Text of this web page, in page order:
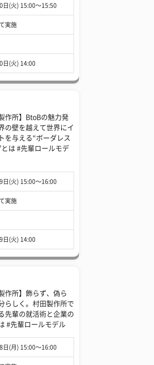
日(火) 15:00〜15:50
実施
日(火) 14:00
作所】BtoBの魅力発
の壁を越えて世界にイ
を与える“ボーダレス
とは #先輩ロールモデ
日(火) 15:00〜16:00
実施
日(火) 14:00
作所】飾らず、偽ら
らしく。村田製作所で
先輩の就活術と企業の
#先輩ロールモデル
日(月) 15:00〜16:00